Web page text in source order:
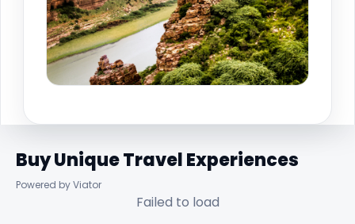
Buy Unique Travel Experiences
Powered by Viator
Failed to load